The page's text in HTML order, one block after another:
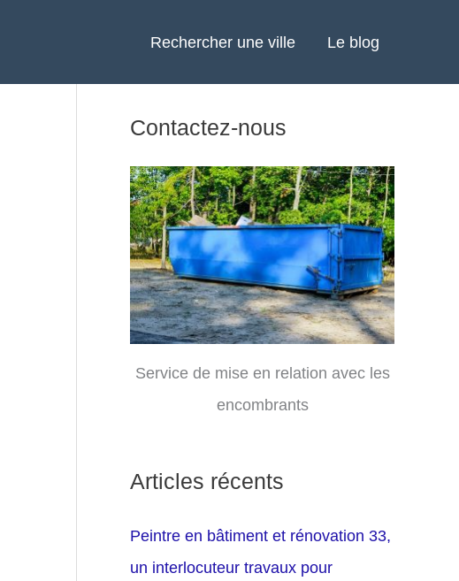
Rechercher une ville Le blog
Contactez-nous
Service de mise en relation avec les
encombrants
Articles récents
Peintre en bâtiment et rénovation 33,
un interlocuteur travaux pour